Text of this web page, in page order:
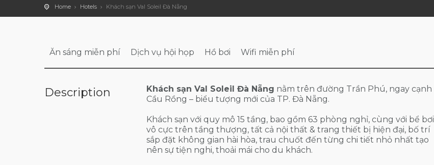
Home Hotels Khách sạn Val Soleil Đà Nẵng
Ăn sáng miễn phí Dịch vụ hội họp Hồ bơi Wifi miễn phí
Description Khách sạn Val Soleil Đà Nẵng nằm trên đường Trần Phú, ngay cạnh
Cầu Rồng – biểu tượng mới của TP. Đà Nẵng.
Khách sạn với quy mô 15 tầng, bao gồm 63 phòng nghỉ, cùng với bể bơi
vô cực trên tầng thượng, tất cả nội thất & trang thiết bị hiện đại, bố trí
sắp đặt không gian hài hòa, trau chuốt đến từng chi tiết nhỏ nhất tạo
nên sự tiện nghi, thoải mái cho du khách.